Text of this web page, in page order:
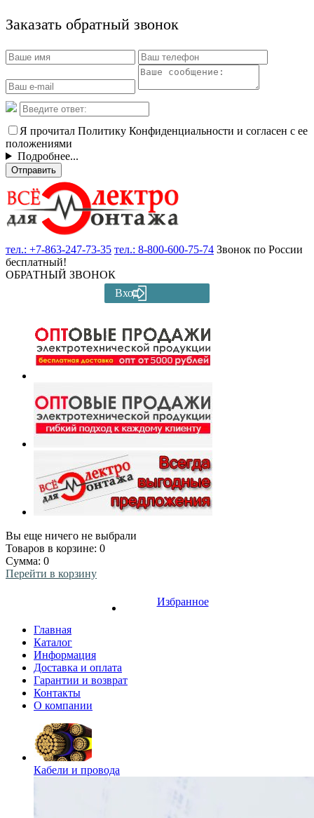
Заказать обратный звонок
Я прочитал Политику Конфиденциальности и согласен с ее
положениями
Подробнее...
Отправить
тел.: +7-863-247-73-35 тел.: 8-800-600-75-74 Звонок по России
бесплатный!
ОБРАТНЫЙ ЗВОНОК
Вход
Вы еще ничего не выбрали
Товаров в корзине: 0
Сумма: 0
Перейти в корзину
Избранное
Главная
Каталог
Информация
Доставка и оплата
Гарантии и возврат
Контакты
О компании
Кабели и провода